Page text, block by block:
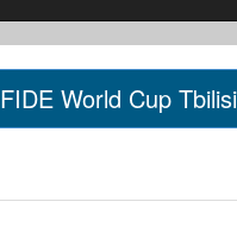
FIDE World Cup